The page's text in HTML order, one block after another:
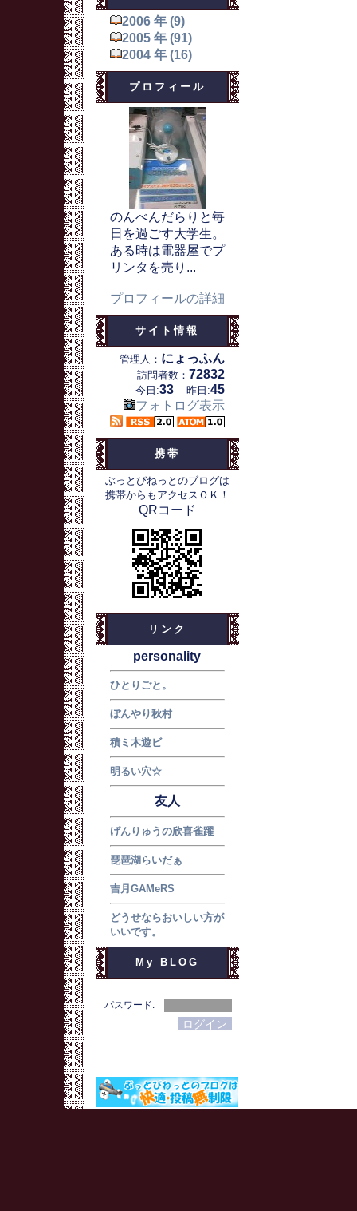
2006 年 (9)
2005 年 (91)
2004 年 (16)
プロフィール
のんべんだらりと毎
日を過ごす大学生。
ある時は電器屋でプ
リンタを売り...
プロフィールの詳細
サイト情報
管理人： にょっふん
訪問者数： 72832
今日:33 昨日:45
フォトログ表示
携帯
ぶっとびねっとのブログは
携帯からもアクセスＯＫ！
QRコード
リンク
personality
ひとりごと。
ぼんやり秋村
積ミ木遊ビ
明るい穴☆
友人
げんりゅうの欣喜雀躍
琵琶湖らいだぁ
吉月GAMeRS
どうせならおいしい方が
いいです。
My BLOG
パスワード: